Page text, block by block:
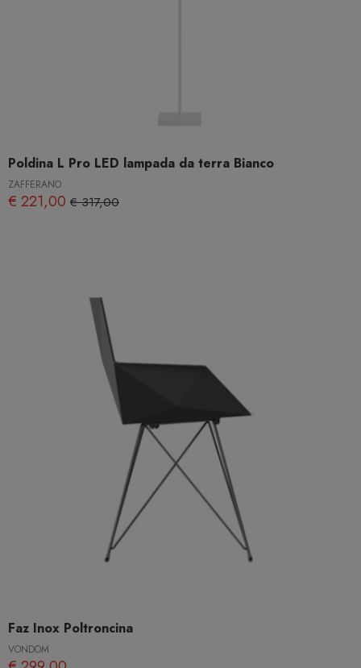
Poldina L Pro LED lampada da terra Bianco
ZAFFERANO
€ 221,00 € 317,00
Faz Inox Poltroncina
VONDOM